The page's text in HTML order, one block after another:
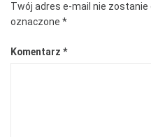
Twój adres e-mail nie zostanie
oznaczone *
Komentarz *